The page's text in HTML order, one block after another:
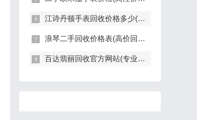
江诗丹顿手表回收价格多少(高价回收指南)
浪琴二手回收价格表(高价回收，快速评估，全面解读)
百达翡丽回收官方网站(专业回收服务，高价回收，轻松变现)